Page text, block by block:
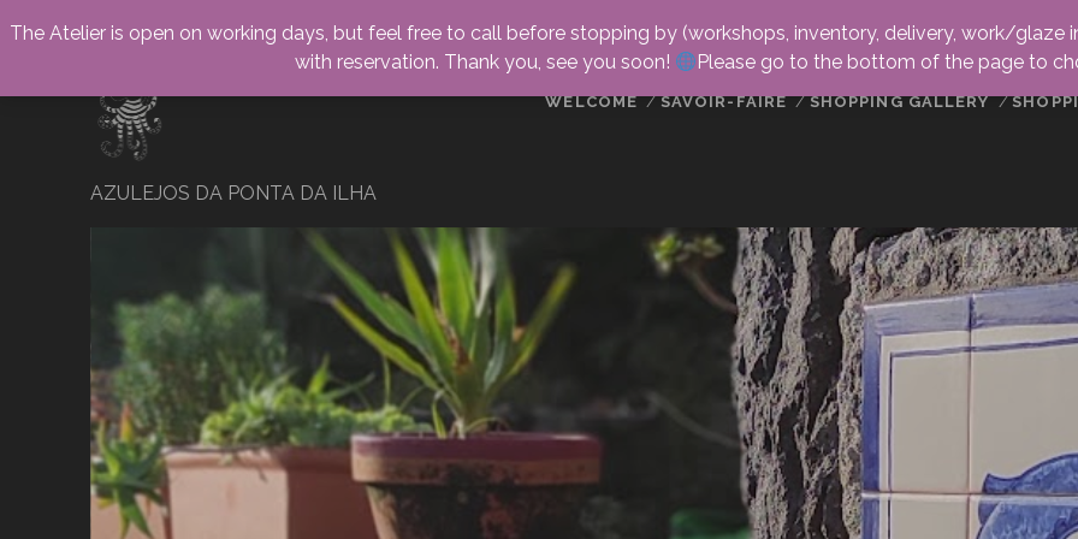
AZULEJOS DA PONTA DA ILHA
WELCOME SAVOIR-FAIRE SHOPPING GALLERY
The Atelier is open on working days, but feel free to call before stopping by (workshops, inventory, delivery, work/glaze
with reservation. Thank you, see you soon!
Please go to the bottom of the page to